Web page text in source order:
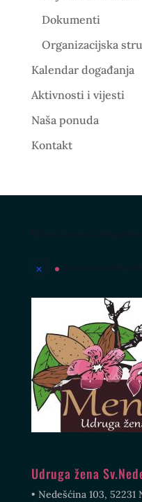
Dokumenti
Organizacijska
Kalendar događanja
Aktivnosti i vijesti
Naša ponuda
Kontakt
Udruga žena
• Nedešćina 103, 52231